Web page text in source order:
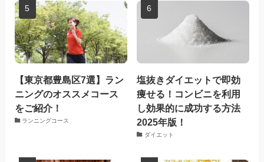
【東京都豊島区7選】ラン
ニングのオススメコース
をご紹介！
ランニングコース
塩抜きダイエットで即効
痩せる！コンビニを利用
し効果的に成功する方法
2025年版！
ダイエット